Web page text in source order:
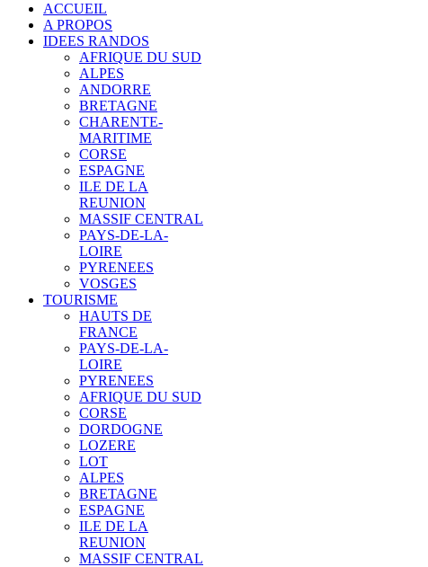
ACCUEIL
A PROPOS
IDEES RANDOS
AFRIQUE DU SUD
ALPES
ANDORRE
BRETAGNE
CHARENTE-
MARITIME
CORSE
ESPAGNE
ILE DE LA
REUNION
MASSIF CENTRAL
PAYS-DE-LA-
LOIRE
PYRENEES
VOSGES
TOURISME
HAUTS DE
FRANCE
PAYS-DE-LA-
LOIRE
PYRENEES
AFRIQUE DU SUD
CORSE
DORDOGNE
LOZERE
LOT
ALPES
BRETAGNE
ESPAGNE
ILE DE LA
REUNION
MASSIF CENTRAL